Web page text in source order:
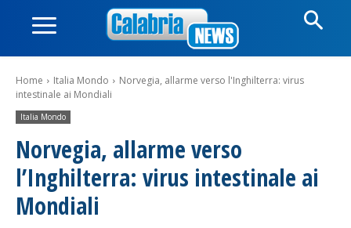
Home Italia Mondo
Norvegia, allarme verso l'Inghilterra: virus
intestinale ai Mondiali
Italia Mondo
Norvegia, allarme verso
l’Inghilterra: virus intestinale ai
Mondiali